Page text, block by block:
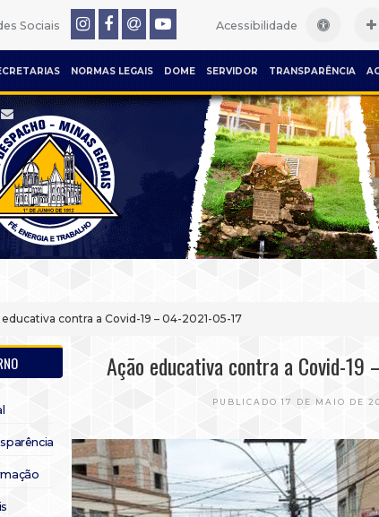
Sociais Acessibilidade
NORMAS LEGAIS DOME SERVIDOR TRANSPARÊNCIA
educativa contra a Covid-19 – 04-2021-05-17
Ação educativa contra a Covid-19
PUBLICADO 17 DE MAIO DE